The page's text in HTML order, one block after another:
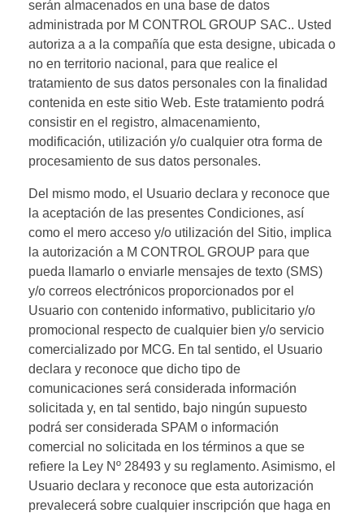
serán almacenados en una base de datos
administrada por M CONTROL GROUP SAC.. Usted
autoriza a a la compañía que esta designe, ubicada o
no en territorio nacional, para que realice el
tratamiento de sus datos personales con la finalidad
contenida en este sitio Web. Este tratamiento podrá
consistir en el registro, almacenamiento,
modificación, utilización y/o cualquier otra forma de
procesamiento de sus datos personales.
Del mismo modo, el Usuario declara y reconoce que
la aceptación de las presentes Condiciones, así
como el mero acceso y/o utilización del Sitio, implica
la autorización a M CONTROL GROUP para que
pueda llamarlo o enviarle mensajes de texto (SMS)
y/o correos electrónicos proporcionados por el
Usuario con contenido informativo, publicitario y/o
promocional respecto de cualquier bien y/o servicio
comercializado por MCG. En tal sentido, el Usuario
declara y reconoce que dicho tipo de
comunicaciones será considerada información
solicitada y, en tal sentido, bajo ningún supuesto
podrá ser considerada SPAM o información
comercial no solicitada en los términos a que se
refiere la Ley Nº 28493 y su reglamento. Asimismo, el
Usuario declara y reconoce que esta autorización
prevalecerá sobre cualquier inscripción que haga en